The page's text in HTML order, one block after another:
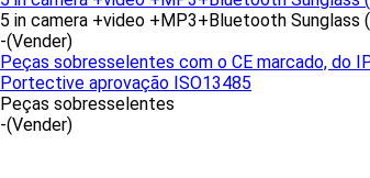
5 in camera +video +MP3+Bluetooth Sunglass
-(Vender)
Peças sobresselentes com o CE marcado, do
Portective aprovação ISO13485
Peças sobresselentes
-(Vender)